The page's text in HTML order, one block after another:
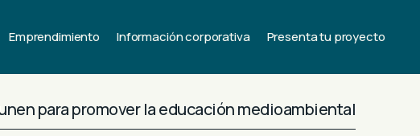
Emprendimiento Información corporativa Presenta tu proyecto
para promover la educación medioambiental